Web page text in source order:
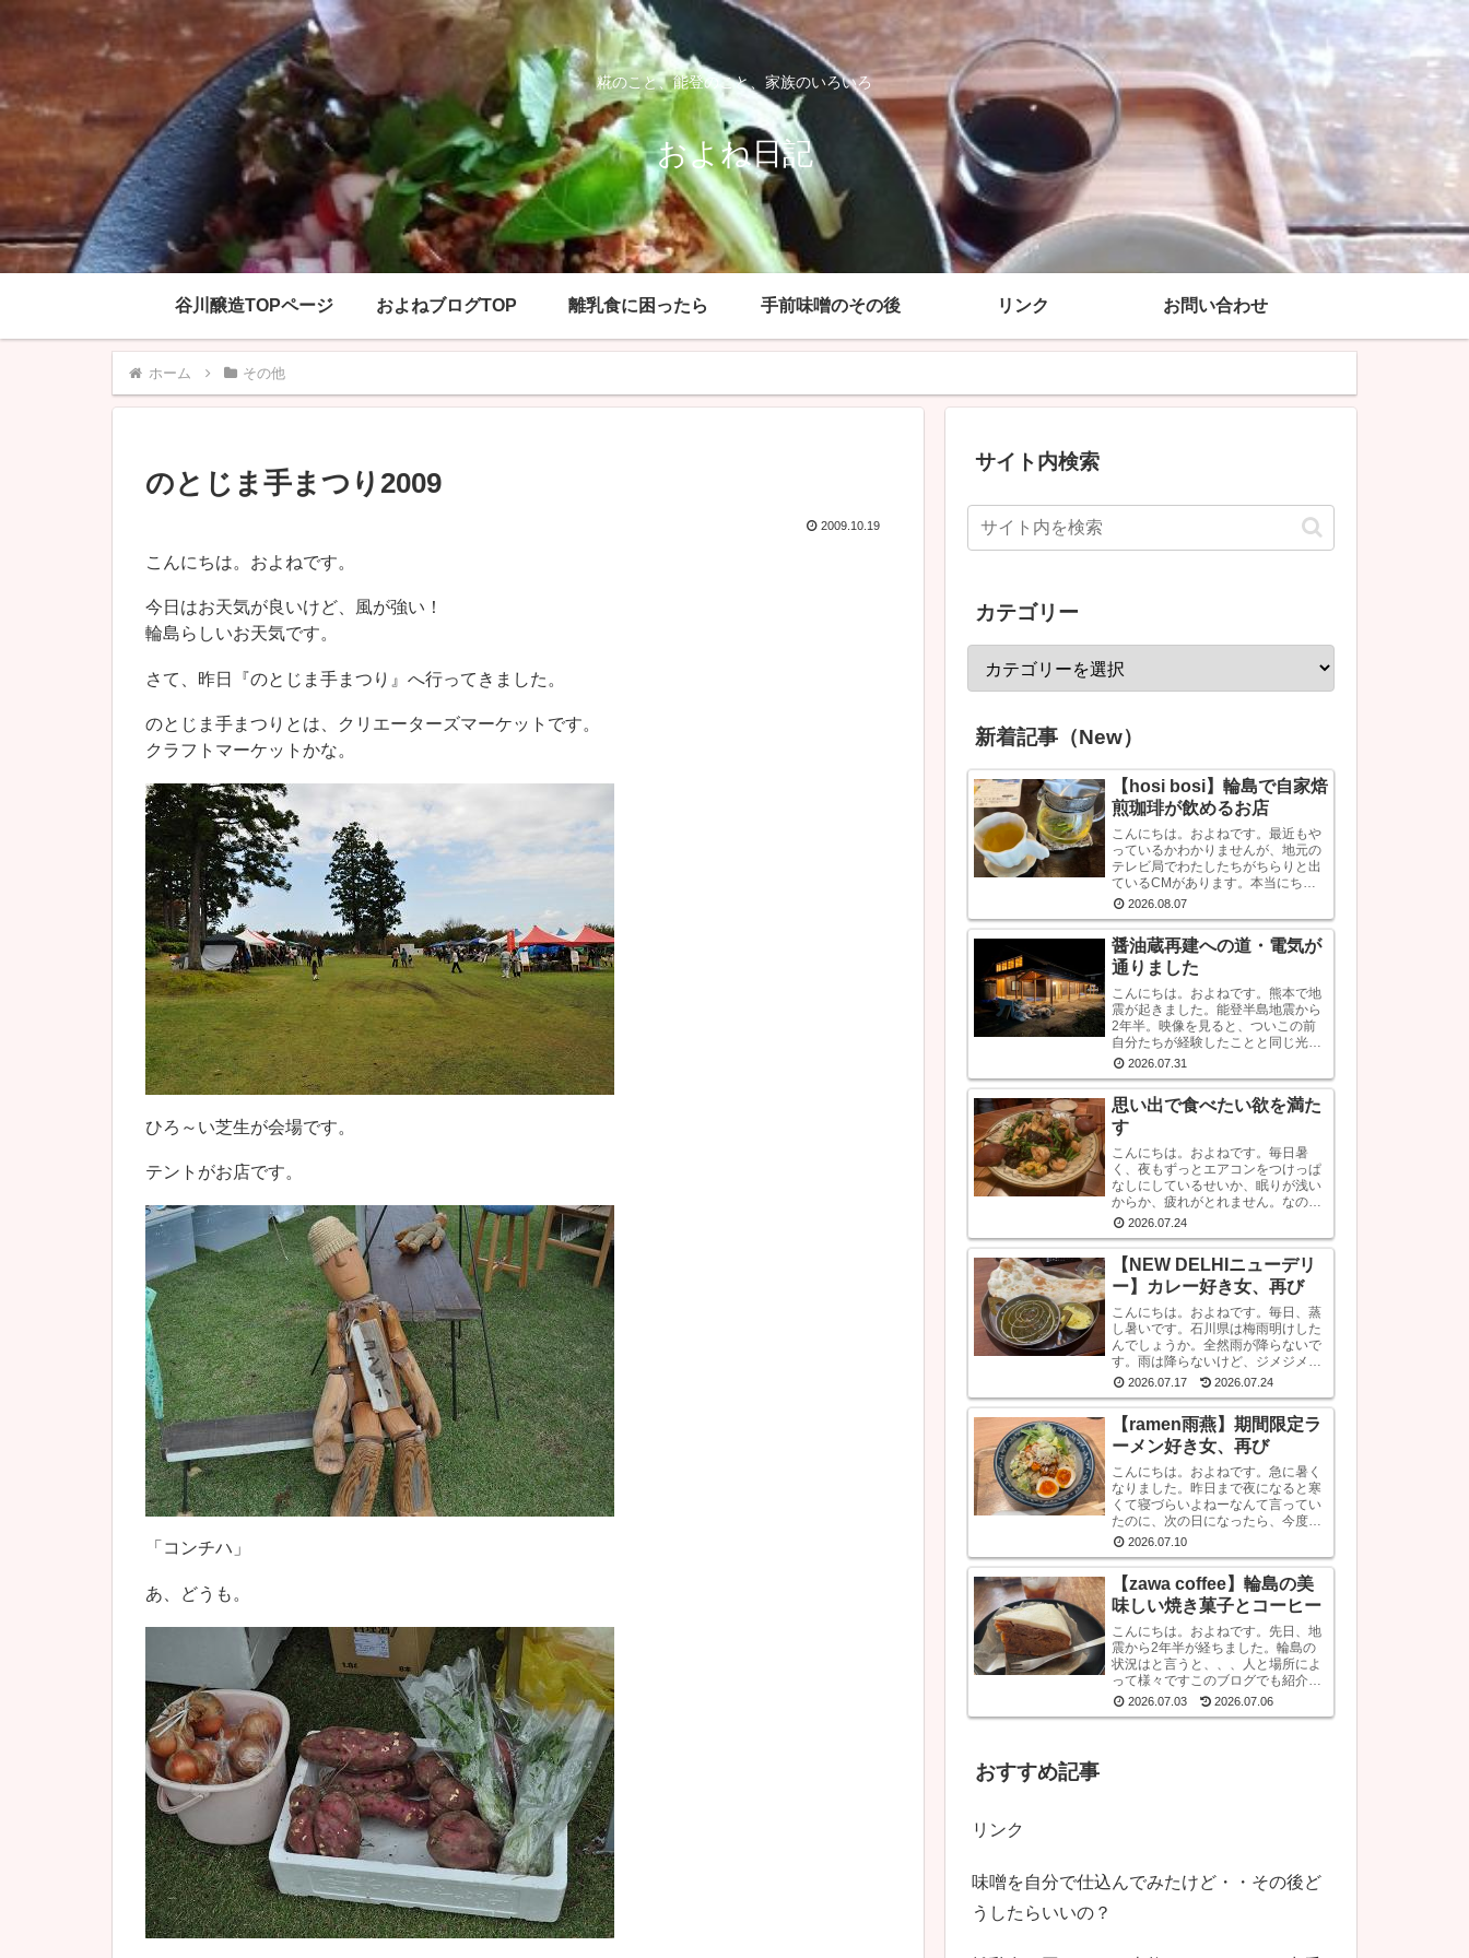
糀のこと、能登のこと、家族のいろいろ
およね日記
谷川醸造TOPページ およねブログTOP 離乳食に困ったら 手前味噌のその後 リンク お問い合わせ
ホーム その他
のとじま手まつり2009
2009.10.19
こんにちは。およねです。
今日はお天気が良いけど、風が強い！
輪島らしいお天気です。
さて、昨日『のとじま手まつり』へ行ってきました。
のとじま手まつりとは、クリエーターズマーケットです。
クラフトマーケットかな。
ひろ～い芝生が会場です。
テントがお店です。
「コンチハ」
あ、どうも。
サイト内検索
カテゴリー
新着記事（New）
【hosi bosi】輪島で自家焙
煎珈琲が飲めるお店
こんにちは。およねです。最近もや
っているかわかりませんが、地元の
テレビ局でわたしたちがちらりと出
ているCMがあります。本当にちら
りです。で、あのCMなに？？と思
われている方もいるかもしれません
が、あれは『石川県信用保証協会』
という、中小企業...
2026.08.07
醤油蔵再建への道・電気が
通りました
こんにちは。およねです。熊本で地
震が起きました。能登半島地震から
2年半。映像を見ると、ついこの前
自分たちが経験したことと同じ光景
が見られ、心が痛くなります。こう
いう時はできるだけ情報から離れた
ほうがいいと言いますが・・・気に
なります。気にな...
2026.07.31
思い出で食べたい欲を満た
す
こんにちは。およねです。毎日暑
く、夜もずっとエアコンをつけっぱ
なしにしているせいか、眠りが浅い
からか、疲れがとれません。なの
で、朝の目覚めも悪いです。良くな
いです。じゃあ、何か対策をしてい
るかと言われれば、何もしていませ
ん。いや、ストレッチ...
2026.07.24
【NEW DELHIニューデリ
ー】カレー好き女、再び
こんにちは。およねです。毎日、蒸
し暑いです。石川県は梅雨明けした
んでしょうか。全然雨が降らないで
す。雨は降らないけど、ジメジメし
ている。。。お肌は潤うはずなの
に、なぜか乾燥しています。しか
も、おでこと片方のこめかみだけ。
年齢？ストレス？？結...
2026.07.17 2026.07.24
【ramen雨燕】期間限定ラ
ーメン好き女、再び
こんにちは。およねです。急に暑く
なりました。昨日まで夜になると寒
くて寝づらいよねーなんて言ってい
たのに、次の日になったら、今度は
暑くて寝られないと言っています。
困ったものです。さて、先日金沢へ
行ったとき、ひさしぶりにひとりラ
ーメンを堪能して...
2026.07.10
【zawa coffee】輪島の美
味しい焼き菓子とコーヒー
こんにちは。およねです。先日、地
震から2年半が経ちました。輪島の
状況はと言うと、、、人と場所によ
って様々ですこのブログでも紹介し
ていますが、飲食店も再開している
のでとりあえず来てほしいです。宿
2026.07.03 2026.07.06
おすすめ記事
リンク
味噌を自分で仕込んでみたけど・・その後ど
うしたらいいの？